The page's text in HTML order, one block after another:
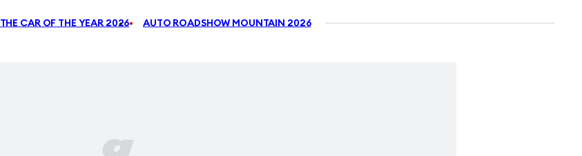
THE CAR OF THE YEAR 2026 AUTO ROADSHOW MOUNTAIN 2026